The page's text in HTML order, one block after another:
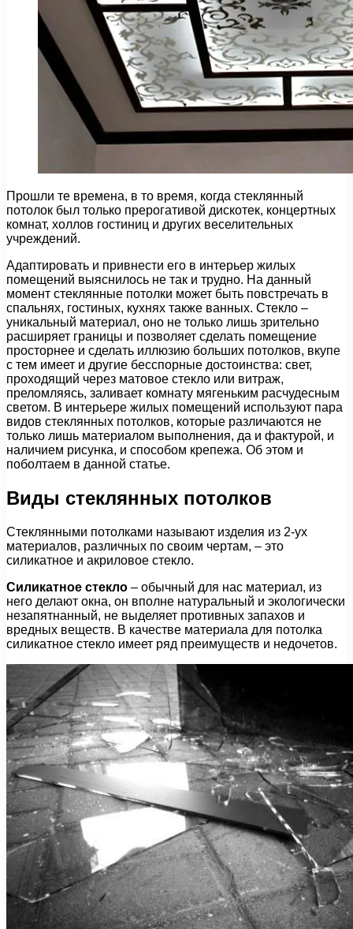
Прошли те времена, в то время, когда стеклянный
потолок был только прерогативой дискотек, концертных
комнат, холлов гостиниц и других веселительных
учреждений.
Адаптировать и привнести его в интерьер жилых
помещений выяснилось не так и трудно. На данный
момент стеклянные потолки может быть повстречать в
спальнях, гостиных, кухнях также ванных. Стекло –
уникальный материал, оно не только лишь зрительно
расширяет границы и позволяет сделать помещение
просторнее и сделать иллюзию больших потолков, вкупе
с тем имеет и другие бесспорные достоинства: свет,
проходящий через матовое стекло или витраж,
преломляясь, заливает комнату мягеньким расчудесным
светом. В интерьере жилых помещений используют пара
видов стеклянных потолков, которые различаются не
только лишь материалом выполнения, да и фактурой, и
наличием рисунка, и способом крепежа. Об этом и
поболтаем в данной статье.
Виды стеклянных потолков
Стеклянными потолками называют изделия из 2-ух
материалов, различных по своим чертам, – это
силикатное и акриловое стекло.
Силикатное стекло – обычный для нас материал, из
него делают окна, он вполне натуральный и экологически
незапятнанный, не выделяет противных запахов и
вредных веществ. В качестве материала для потолка
силикатное стекло имеет ряд преимуществ и недочетов.